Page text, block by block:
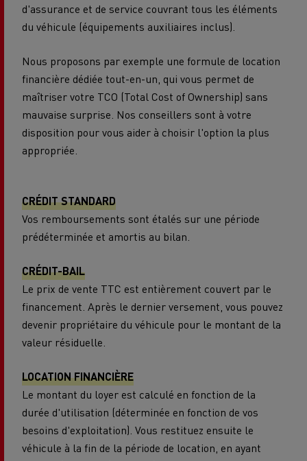
d'assurance et de service couvrant tous les éléments
du véhicule (équipements auxiliaires inclus).
Nous proposons par exemple une formule de location
financière dédiée tout-en-un, qui vous permet de
maîtriser votre TCO (Total Cost of Ownership) sans
mauvaise surprise. Nos conseillers sont à votre
disposition pour vous aider à choisir l'option la plus
appropriée.
CRÉDIT STANDARD
Vos remboursements sont étalés sur une période
prédéterminée et amortis au bilan.
CRÉDIT-BAIL
Le prix de vente TTC est entièrement couvert par le
financement. Après le dernier versement, vous pouvez
devenir propriétaire du véhicule pour le montant de la
valeur résiduelle.
LOCATION FINANCIÈRE
Le montant du loyer est calculé en fonction de la
durée d'utilisation (déterminée en fonction de vos
besoins d'exploitation). Vous restituez ensuite le
véhicule à la fin de la période de location, en ayant